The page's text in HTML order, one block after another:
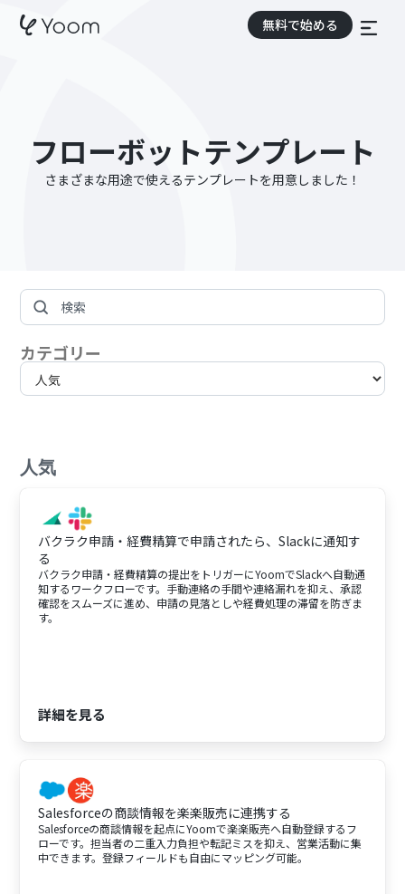
無料で始める
フローボットテンプレート
さまざまな用途で使えるテンプレートを用意しました！
カテゴリー
人気
バクラク申請・経費精算で申請されたら、Slackに通知す
る
バクラク申請・経費精算の提出をトリガーにYoomでSlackへ自動通
知するワークフローです。手動連絡の手間や連絡漏れを抑え、承認
確認をスムーズに進め、申請の見落としや経費処理の滞留を防ぎま
す。
詳細を見る
Salesforceの商談情報を楽楽販売に連携する
Salesforceの商談情報を起点にYoomで楽楽販売へ自動登録するフ
ローです。担当者の二重入力負担や転記ミスを抑え、営業活動に集
中できます。登録フィールドも自由にマッピング可能。